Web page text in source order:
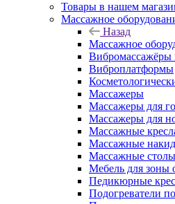
Товары в нашем
Массажное
Назад
Массажное
Вибромассажёры
Виброплатформы
Массажеры
Массажеры для
Массажеры для
Массажные
Массажные
Массажные столы
Мебель для зоны
Педикюрные
Подогреватели